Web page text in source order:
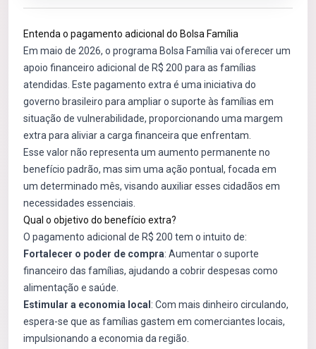
Entenda o pagamento adicional do Bolsa Família
Em maio de 2026, o programa Bolsa Família vai oferecer um
apoio financeiro adicional de R$ 200 para as famílias
atendidas. Este pagamento extra é uma iniciativa do
governo brasileiro para ampliar o suporte às famílias em
situação de vulnerabilidade, proporcionando uma margem
extra para aliviar a carga financeira que enfrentam.
Esse valor não representa um aumento permanente no
benefício padrão, mas sim uma ação pontual, focada em
um determinado mês, visando auxiliar esses cidadãos em
necessidades essenciais.
Qual o objetivo do benefício extra?
O pagamento adicional de R$ 200 tem o intuito de:
Fortalecer o poder de compra: Aumentar o suporte
financeiro das famílias, ajudando a cobrir despesas como
alimentação e saúde.
Estimular a economia local : Com mais dinheiro circulando,
espera-se que as famílias gastem em comerciantes locais,
impulsionando a economia da região.